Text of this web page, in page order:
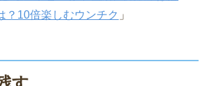
？10倍楽しむウンチク 」